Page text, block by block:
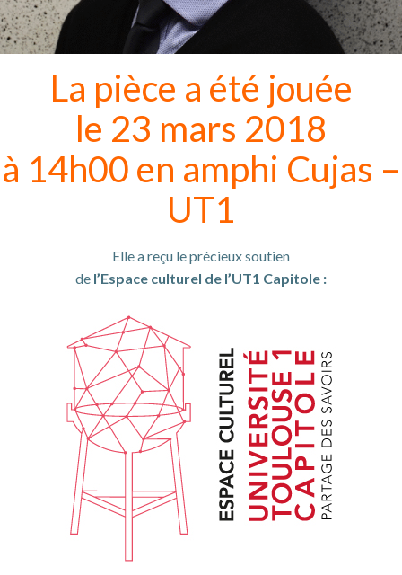
La pièce a été jouée
le 23 mars 2018
à 14h00 en amphi Cujas –
UT1
Elle a reçu le précieux soutien
de l’Espace culturel de l’UT1 Capitole :